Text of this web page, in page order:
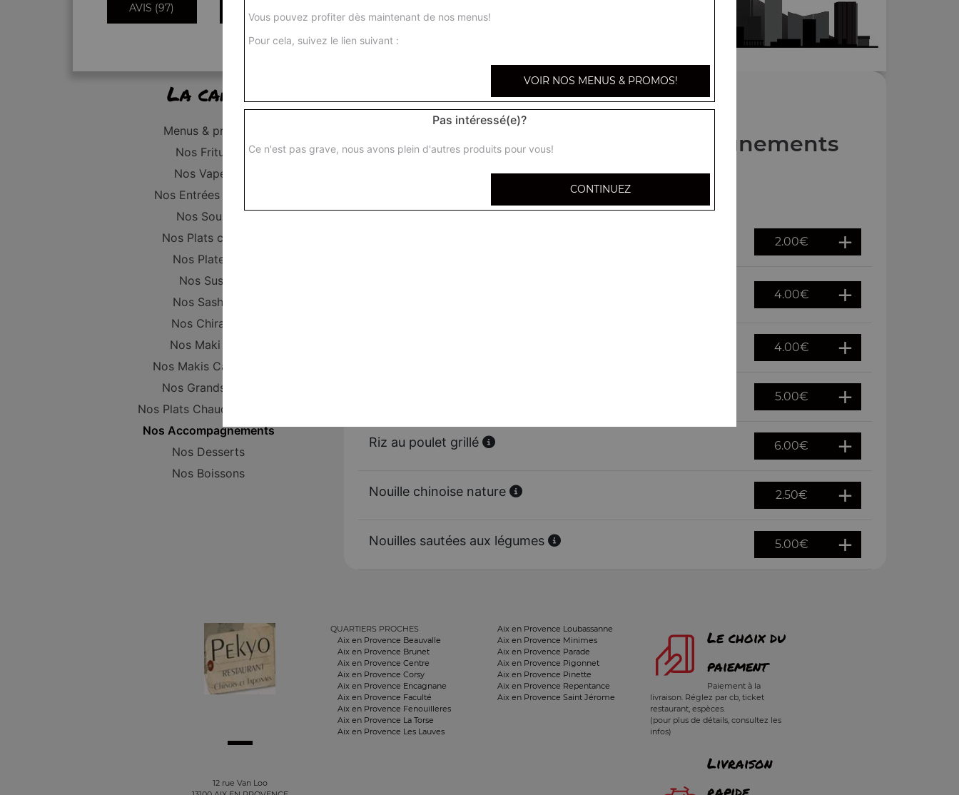
AVIS (97)
La carte
Menus & promos
Nos Fritures
Nos Vapeurs
Nos Entrées Froides
Nos Soupes
Nos Plats chinois
Nos Plateaux
Nos Sushis
Nos Sashimis
Nos Chirashis
Nos Maki Nori
Nos Makis California
Nos Grands Maki
Nos Plats Chaud Japonais
Nos Accompagnements
Nos Desserts
Nos Boissons
Nos Accompagnements
2.00€
4.00€
4.00€
5.00€
Riz au poulet grillé 6.00€
Nouille chinoise nature 2.50€
Nouilles sautées aux légumes 5.00€
12 rue Van Loo
QUARTIERS PROCHES
Aix en Provence Beauvalle
Aix en Provence Brunet
Aix en Provence Centre
Aix en Provence Corsy
Aix en Provence Encagnane
Aix en Provence Faculté
Aix en Provence Fenouilleres
Aix en Provence La Torse
Aix en Provence Les Lauves
Aix en Provence Loubassanne
Aix en Provence Minimes
Aix en Provence Parade
Aix en Provence Pigonnet
Aix en Provence Pinette
Aix en Provence Repentance
Aix en Provence Saint Jérome
Le choix du
paiement
Paiement à la
livraison. Réglez par cb, ticket
restaurant, espèces.
(pour plus de détails, consultez les
infos)
Livraison
Vous pouvez profiter dès maintenant de nos menus!
Pour cela, suivez le lien suivant :
VOIR NOS MENUS & PROMOS!
Pas intéressé(e)?
Ce n'est pas grave, nous avons plein d'autres produits pour vous!
CONTINUEZ